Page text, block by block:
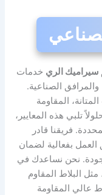
سيراميك الري خدمات
والمرافق الصناعية.
المقاومة
تلبي هذه المعايير،
فريقنا قادر
بفعالية لضمان
جودة. نحن نساعدك في
البلاط المقاوم
عالي المقاومة